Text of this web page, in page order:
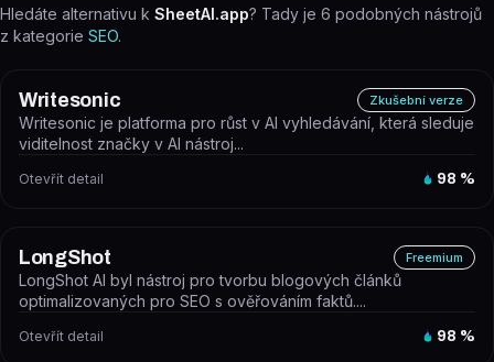
Hledáte alternativu k SheetAI.app? Tady je 6 podobných nástrojů
z kategorie SEO.
Writesonic Zkušební verze
Writesonic je platforma pro růst v AI vyhledávání, která sleduje
viditelnost značky v AI nástroj...
Otevřít detail 98 %
LongShot Freemium
LongShot AI byl nástroj pro tvorbu blogových článků
optimalizovaných pro SEO s ověřováním faktů....
Otevřít detail 98 %